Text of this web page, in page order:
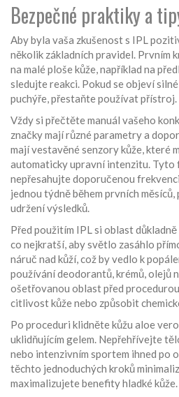
Bezpečné praktiky a
Aby byla vaša zkušenost s IPL
několik základních pravidel. Prvním
na malé ploše kůže, například na
sledujte reakci. Pokud se objeví
puchýře, přestaňte používat přístroj.
Vždy si přečtěte manuál vašeho
značky mají různé parametry a
mají vestavěné senzory kůže, které
automaticky upravní intenzitu. Tyto
nepřesahujte doporučenou
jednou týdně během prvních
udržení výsledků.
Před použitím IPL si oblast
co nejkratší, aby světlo zasáhlo
náruč nad kůží, což by vedlo k
používání deodorantů, krémů, olejů
ošetřovanou oblast před
citlivost kůže nebo způsobit
Po proceduri klidněte kůžu aloe
uklidňujícím gelem. Nepřehřívejte
nebo intenzivním sportem ihned po
těchto jednoduchých kroků
maximalizujete benefity hladké kůže.